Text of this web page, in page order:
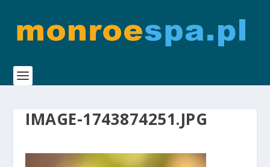
IMAGE-1743874251.JPG